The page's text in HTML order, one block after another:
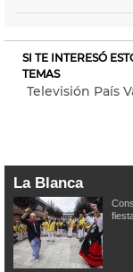
SI TE INTERESÓ
TEMAS
Televisión País
La Blanca